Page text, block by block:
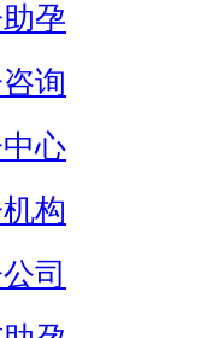
孕
询
心
构
司